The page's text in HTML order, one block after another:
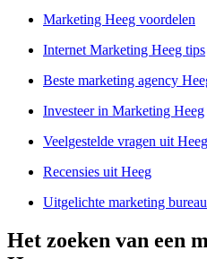
Marketing Heeg voordelen
Internet Marketing Heeg tips
Beste marketing agency
Investeer in Marketing Heeg
Veelgestelde vragen uit Heeg
Recensies uit Heeg
Uitgelichte marketing
Het zoeken van een